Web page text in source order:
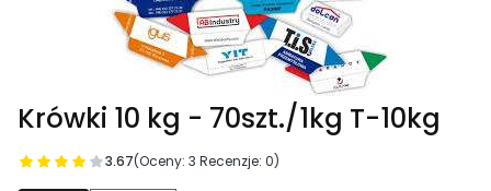
Krówki 10 kg - 70szt./1kg T-10kg
3.67(Oceny: 3 Recenzje: 0)